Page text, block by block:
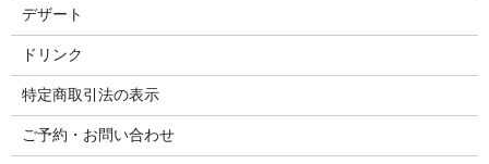
デザート
ドリンク
特定商取引法の表示
ご予約・お問い合わせ